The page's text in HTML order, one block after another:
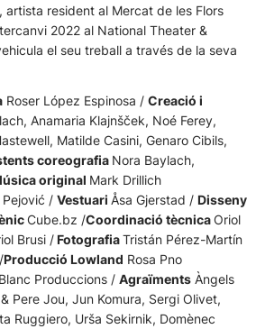
artista resident al Mercat de les Flors
2022 al National Theater &
el seu treball a través de la seva
Roser López Espinosa / Creació i
Anamaria Klajnšček, Noé Ferey,
Matilde Casini, Genaro Cibils,
coreografia Nora Baylach,
original Mark Drillich
Pejović / Vestuari Åsa Gjerstad / Disseny
Cube.bz /Coordinació tècnicaOriol
Brusi /FotografiaTristán Pérez-Martín
Producció Lowland Rosa Pno
Blanc Produccions / Agraïments Àngels
Pere Jou, Jun Komura, Sergi Olivet,
Ruggiero, Urša Sekirnik, Domènec